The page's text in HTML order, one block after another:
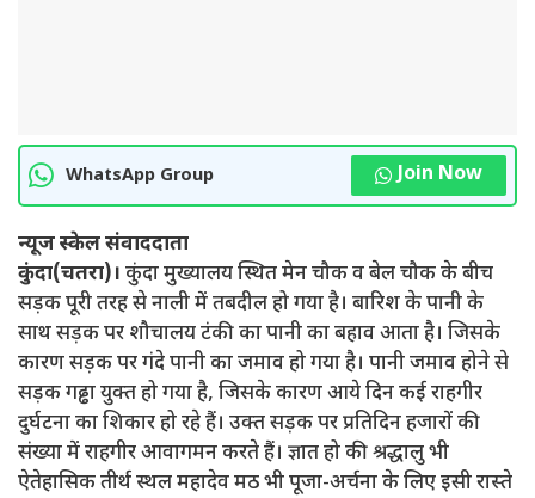
WhatsApp Group Join Now
न्यूज स्केल संवाददाता
कुंदा(चतरा)। कुंदा मुख्यालय स्थित मेन चौक व बेल चौक के बीच
सड़क पूरी तरह से नाली में तबदील हो गया है। बारिश के पानी के
साथ सड़क पर शौचालय टंकी का पानी का बहाव आता है। जिसके
कारण सड़क पर गंदे पानी का जमाव हो गया है। पानी जमाव होने से
सड़क गढ्ढा युक्त हो गया है, जिसके कारण आये दिन कई राहगीर
दुर्घटना का शिकार हो रहे हैं। उक्त सड़क पर प्रतिदिन हजारों की
संख्या में राहगीर आवागमन करते हैं। ज्ञात हो की श्रद्धालु भी
ऐतेहासिक तीर्थ स्थल महादेव मठ भी पूजा-अर्चना के लिए इसी रास्ते